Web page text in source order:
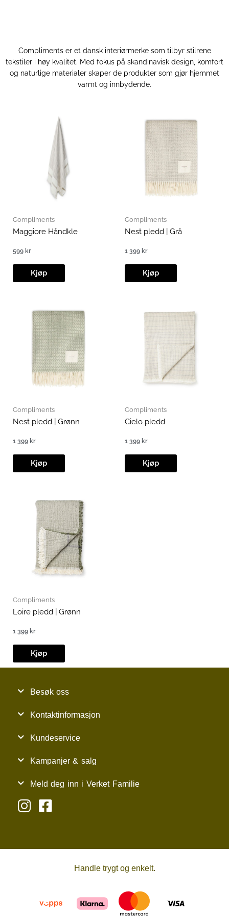
Compliments er et dansk interiørmerke som tilbyr stilrene
tekstiler i høy kvalitet. Med fokus på skandinavisk design, komfort
og naturlige materialer skaper de produkter som gjør hjemmet
varmt og innbydende.
Compliments
Maggiore Håndkle
599 kr
Kjøp
Compliments
Nest pledd | Grå
1 399 kr
Kjøp
Compliments
Nest pledd | Grønn
1 399 kr
Kjøp
Compliments
Cielo pledd
1 399 kr
Kjøp
Compliments
Loire pledd | Grønn
1 399 kr
Kjøp
Besøk oss
Kontaktinformasjon
Kundeservice
Kampanjer & salg
Meld deg inn i Verket Familie
Handle trygt og enkelt.